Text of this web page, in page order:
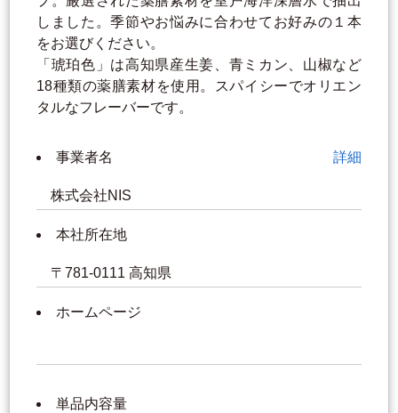
しました。季節やお悩みに合わせてお好みの１本
をお選びください。
「琥珀色」は高知県産生姜、青ミカン、山椒など
18種類の薬膳素材を使用。スパイシーでオリエン
タルなフレーバーです。
事業者名 詳細
株式会社NIS
本社所在地
〒781-0111 高知県
ホームページ
単品内容量